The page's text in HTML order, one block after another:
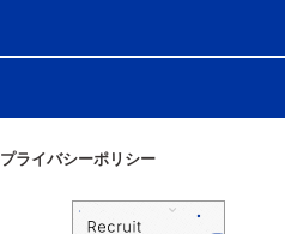
プライバシーポリシー